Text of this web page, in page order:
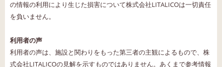
の情報の利用により生じた損害について株式会社LITALICOは一切責任
を負いません。
利用者の声
利用者の声は、施設と関わりをもった第三者の主観によるもので、株
式会社LITALICOの見解を示すものではありません。あくまで参考情報